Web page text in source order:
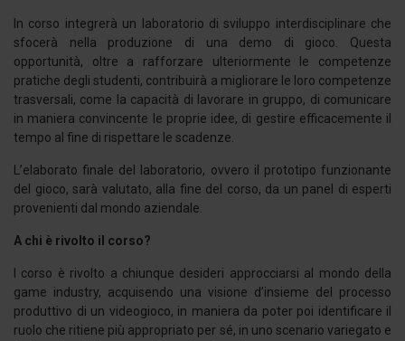
In corso integrerà un laboratorio di sviluppo interdisciplinare che
sfocerà nella produzione di una demo di gioco. Questa
opportunità, oltre a rafforzare ulteriormente le competenze
pratiche degli studenti, contribuirà a migliorare le loro competenze
trasversali, come la capacità di lavorare in gruppo, di comunicare
in maniera convincente le proprie idee, di gestire efficacemente il
tempo al fine di rispettare le scadenze.
L’elaborato finale del laboratorio, ovvero il prototipo funzionante
del gioco, sarà valutato, alla fine del corso, da un panel di esperti
provenienti dal mondo aziendale.
A chi è rivolto il corso?
l corso è rivolto a chiunque desideri approcciarsi al mondo della
game industry, acquisendo una visione d’insieme del processo
produttivo di un videogioco, in maniera da poter poi identificare il
ruolo che ritiene più appropriato per sé, in uno scenario variegato e